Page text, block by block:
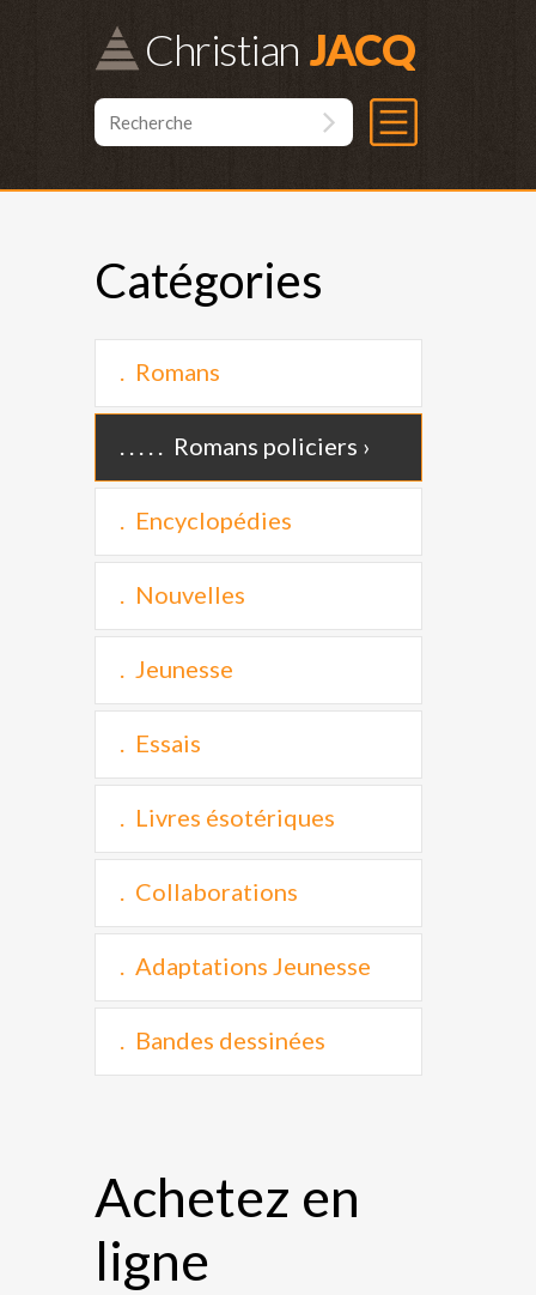
Christian
Catégories
Romans
Romans policiers
Encyclopédies
Nouvelles
Jeunesse
Essais
Livres ésotériques
Collaborations
Adaptations Jeunesse
Bandes dessinées
Achetez en
ligne